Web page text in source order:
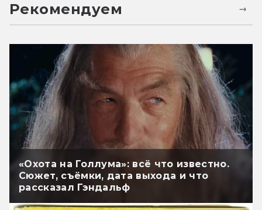
Рекомендуем
«Охота на Голлума»: всё что известно.
Сюжет, съёмки, дата выхода и что
рассказал Гэндальф